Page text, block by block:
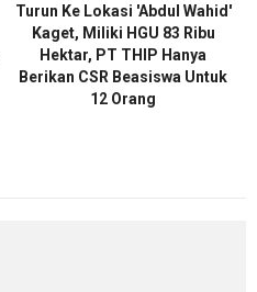
Turun Ke Lokasi 'Abdul Wahid'
Kaget, Miliki HGU 83 Ribu
Hektar, PT THIP Hanya
Berikan CSR Beasiswa Untuk
12 Orang